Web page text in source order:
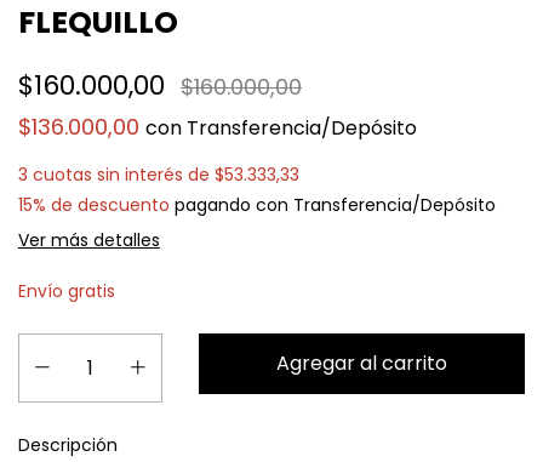
FLEQUILLO
$160.000,00 $160.000,00
$136.000,00 con Transferencia/Depósito
3 cuotas sin interés de $53.333,33
15% de descuento pagando con Transferencia/Depósito
Ver más detalles
Envío gratis
Descripción